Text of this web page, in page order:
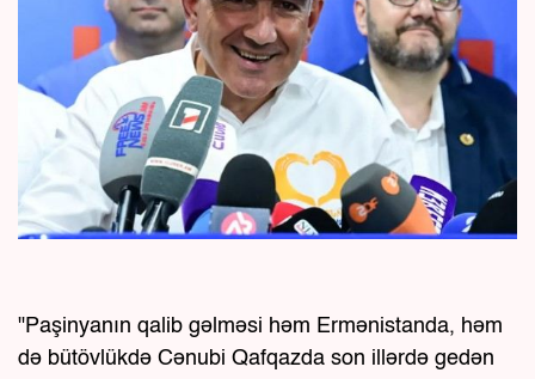
"Paşinyanın qalib gəlməsi həm Ermənistanda, həm
də bütövlükdə Cənubi Qafqazda son illərdə gedən